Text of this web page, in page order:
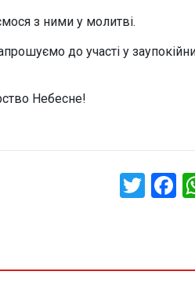
з ними у молитві.
до участі у
Небесне!